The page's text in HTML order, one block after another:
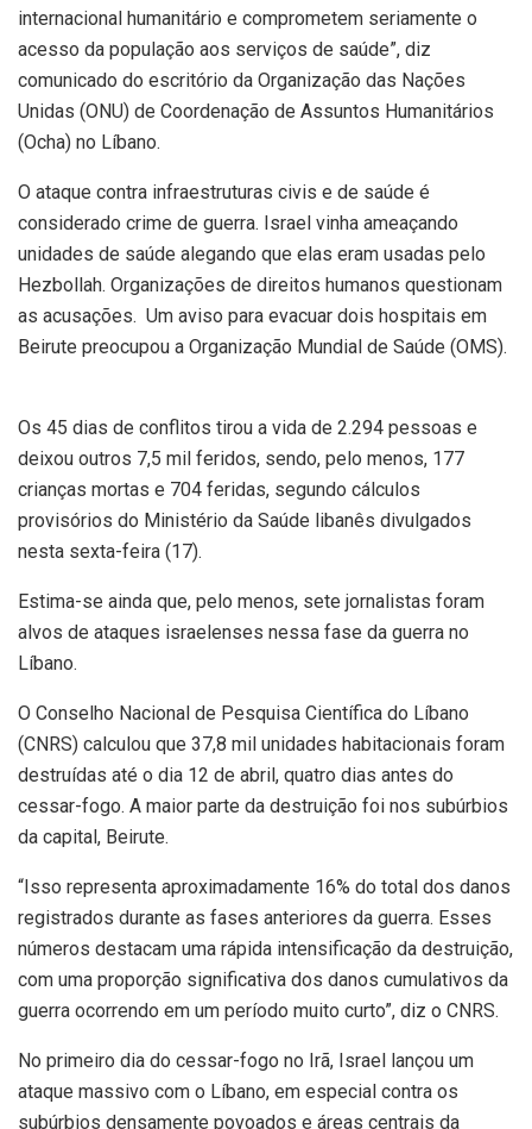
internacional humanitário e comprometem seriamente o
acesso da população aos serviços de saúde”, diz
comunicado do escritório da Organização das Nações
Unidas (ONU) de Coordenação de Assuntos Humanitários
(Ocha) no Líbano.
O ataque contra infraestruturas civis e de saúde é
considerado crime de guerra. Israel vinha ameaçando
unidades de saúde alegando que elas eram usadas pelo
Hezbollah. Organizações de direitos humanos questionam
as acusações. Um aviso para evacuar dois hospitais em
Beirute preocupou a Organização Mundial de Saúde (OMS).
Os 45 dias de conflitos tirou a vida de 2.294 pessoas e
deixou outros 7,5 mil feridos, sendo, pelo menos, 177
crianças mortas e 704 feridas, segundo cálculos
provisórios do Ministério da Saúde libanês divulgados
nesta sexta-feira (17).
Estima-se ainda que, pelo menos, sete jornalistas foram
alvos de ataques israelenses nessa fase da guerra no
Líbano.
O Conselho Nacional de Pesquisa Científica do Líbano
(CNRS) calculou que 37,8 mil unidades habitacionais foram
destruídas até o dia 12 de abril, quatro dias antes do
cessar-fogo. A maior parte da destruição foi nos subúrbios
da capital, Beirute.
“Isso representa aproximadamente 16% do total dos danos
registrados durante as fases anteriores da guerra. Esses
números destacam uma rápida intensificação da destruição,
com uma proporção significativa dos danos cumulativos da
guerra ocorrendo em um período muito curto”, diz o CNRS.
No primeiro dia do cessar-fogo no Irã, Israel lançou um
ataque massivo com o Líbano, em especial contra os
subúrbios densamente povoados e áreas centrais da